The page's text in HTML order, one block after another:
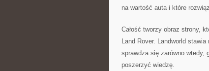
na wartość auta i które
Całość tworzy obraz strony,
Land Rover. Landworld
sprawdza się zarówno wtedy,
poszerzyć wiedzę.